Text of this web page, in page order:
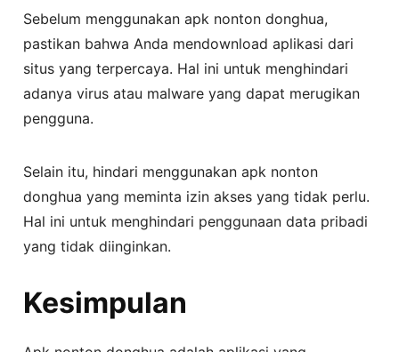
Sebelum menggunakan apk nonton donghua,
pastikan bahwa Anda mendownload aplikasi dari
situs yang terpercaya. Hal ini untuk menghindari
adanya virus atau malware yang dapat merugikan
pengguna.
Selain itu, hindari menggunakan apk nonton
donghua yang meminta izin akses yang tidak perlu.
Hal ini untuk menghindari penggunaan data pribadi
yang tidak diinginkan.
Kesimpulan